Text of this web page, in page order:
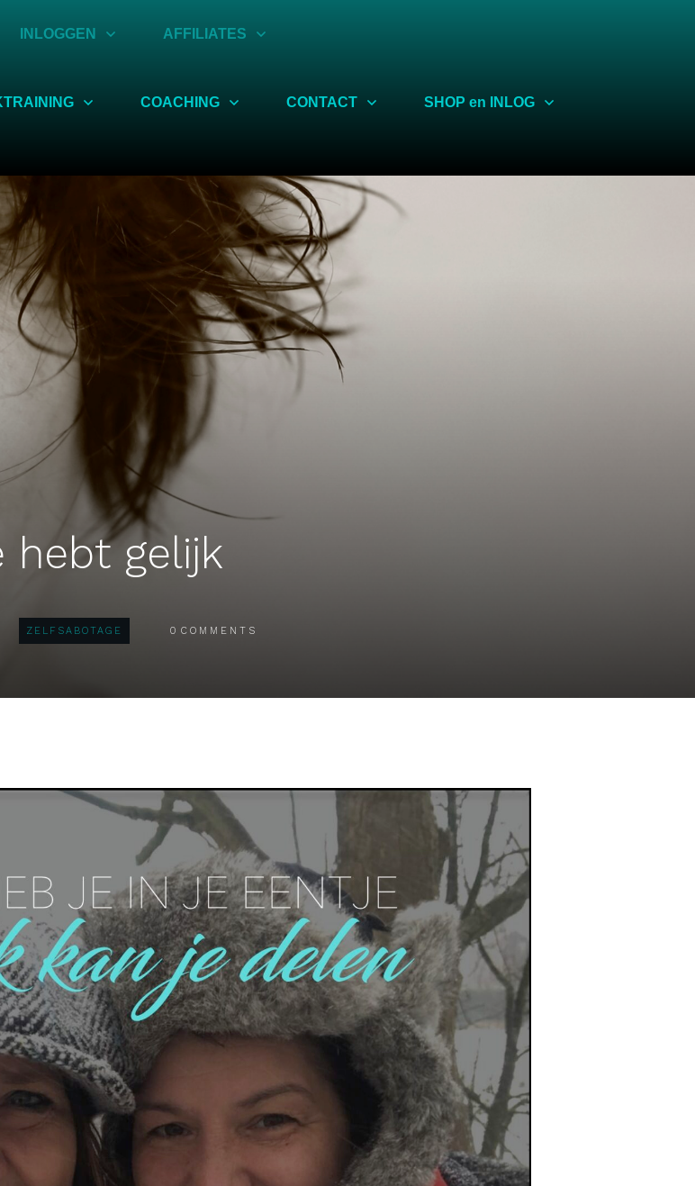
INLOGGEN AFFILIATES
COACHING CONTACT SHOP en INLOG
hebt gelijk
ZELFSABOTAGE 0 COMMENTS